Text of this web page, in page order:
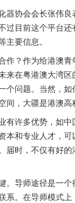
器协会会长张伟
过目前这个平台
要信息。
作？作为给港澳
来在粤港澳大湾
个问题。当然，
间，大疆是港澳高
有许多优势，如
本和专业人才，
届时，不仅有好
。导师途径是一
系。在导师模式